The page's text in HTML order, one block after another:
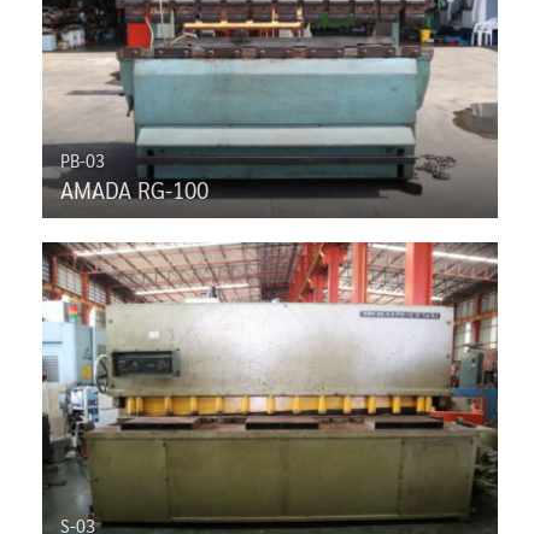
PB-03
AMADA RG-100
S-03